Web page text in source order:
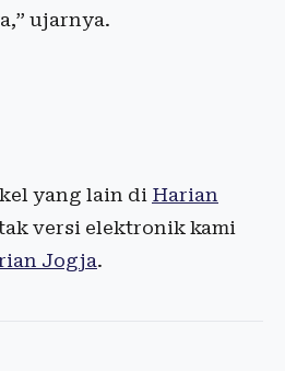
ujarnya.
yang lain di Harian
versi elektronik kami
Jogja.